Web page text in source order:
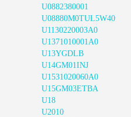
U0882380001
U08880M0TUL5W40
U1130220003A0
U1371010001A0
U13YGDLB
U14GM01INJ
U1531020060A0
U15GM03ETBA
U18
U2010